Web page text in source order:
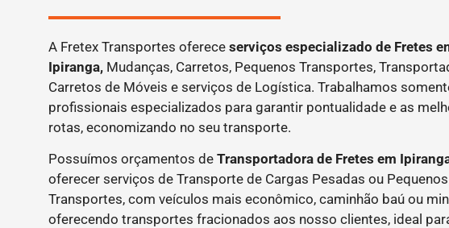
A Fretex Transportes oferece serviços especializado de Fretes
Ipiranga, Mudanças, Carretos, Pequenos Transportes,
Carretos de Móveis e serviços de Logística. Trabalhamos
profissionais especializados para garantir pontualidade e as
rotas, economizando no seu transporte.
Possuímos orçamentos de Transportadora de Fretes em
oferecer serviços de Transporte de Cargas Pesadas ou Pequenos
Transportes, com veículos mais econômico, caminhão baú ou
oferecendo transportes fracionados aos nosso clientes, ideal